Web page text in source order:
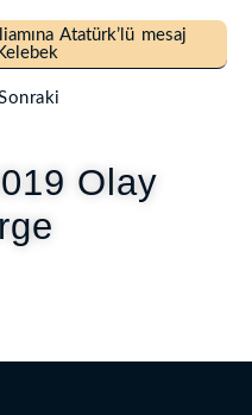
Atatürk’lü mesaj
Olay